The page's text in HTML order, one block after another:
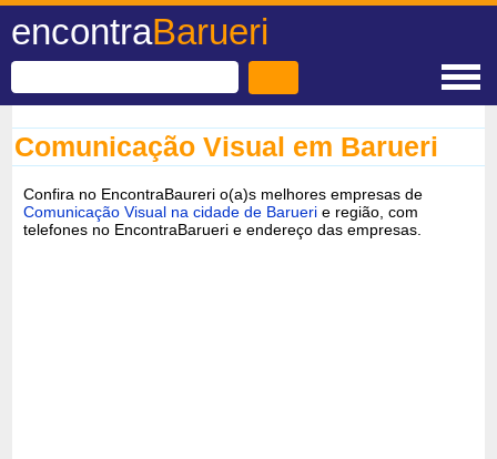
encontraBarueri
Comunicação Visual em Barueri
Confira no EncontraBaureri o(a)s melhores empresas de
Comunicação Visual na cidade de Barueri e região, com
telefones no EncontraBarueri e endereço das empresas.